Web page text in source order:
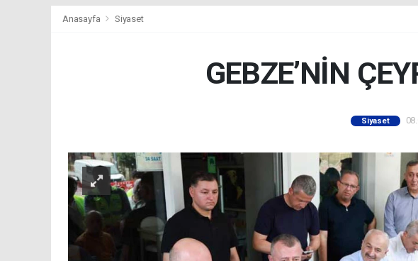
Anasayfa Siyaset
GEBZE’NİN
Siyaset